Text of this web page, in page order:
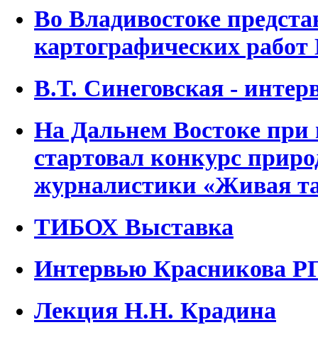
Во Владивостоке
картографических
В.Т. Синеговская -
На Дальнем Востоке
стартовал конкурс
журналистики «Живая
ТИБОХ Выставка
Интервью Красникова
Лекция Н.Н. Крадина